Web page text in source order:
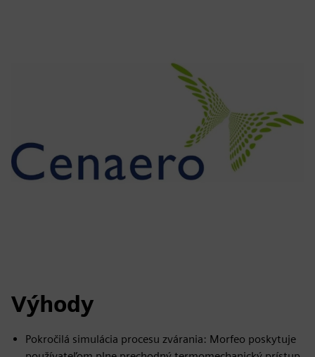
Výhody
Pokročilá simulácia procesu zvárania: Morfeo poskytuje